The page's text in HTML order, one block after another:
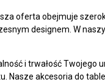
oferta obejmuje
designem. W
i trwałość Twojego
Nasze akcesoria do